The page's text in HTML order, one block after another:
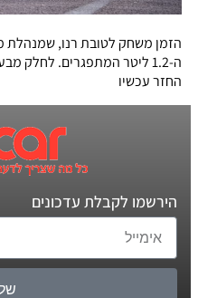
הזמן משחק לטובת רנו, שמנהלת
ה-1.2 ליטר המתפגרים. לחלק
החזר עכשיו
הירשמו לקבלת עדכונים